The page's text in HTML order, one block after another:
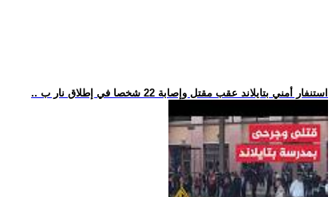
.. استنفار أمني بتايلاند عقب مقتل وإصابة 22 شخصا في إطلاق نار ب